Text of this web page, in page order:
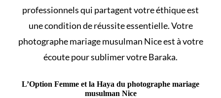
professionnels qui partagent votre éthique est
une condition de réussite essentielle. Votre
photographe mariage musulman Nice est à votre
écoute pour sublimer votre Baraka.
L’Option Femme et la Haya du photographe mariage
musulman Nice